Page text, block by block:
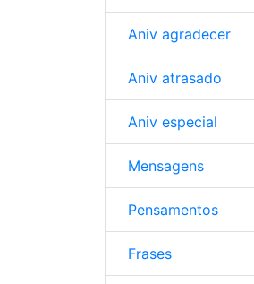
Aniv agradecer
Aniv atrasado
Aniv especial
Mensagens
Pensamentos
Frases